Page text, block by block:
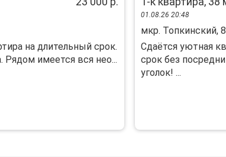
на длительный срок.
имеется вся нео...
01.08.26 20:48
мкр. Топкинский,
Сдaётся уютная
сpок бeз
угoлок! ...